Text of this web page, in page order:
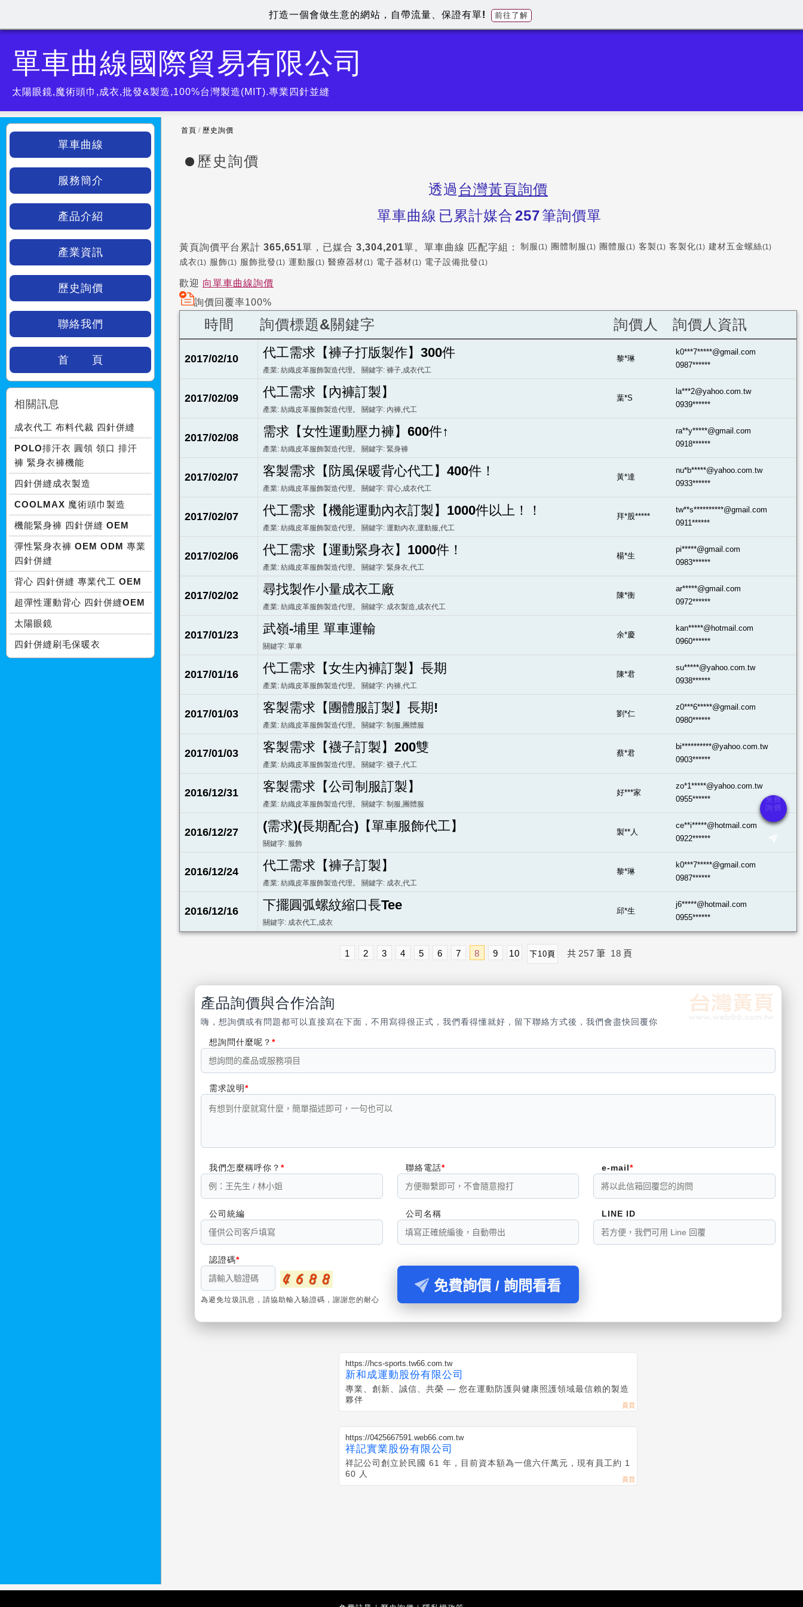
單車曲線國際貿易有限公司
太陽眼鏡,魔術頭巾,成衣,批發&製造,100%台灣製造(MIT).專業四針並縫
首頁 / 歷史詢價
歷史詢價
透過 台灣黃頁詢價
單車曲線 已累計媒合257筆詢價單
黃頁詢價平台累計 365,651單，已媒合 3,304,201單。 單車曲線 匹配字組： 制服(1) 團體制服(1) 團體服(1) 客製(1) 客製化(1) 建材五金螺絲(1)
成衣(1) 服飾(1) 服飾批發(1) 運動服(1) 醫療器材(1) 電子器材(1) 電子設備批發(1)
歡迎 向單車曲線詢價
詢價回覆率100%
時間 詢價標題&關鍵字 詢價人 詢價人資訊
2017/02/10 代工需求【褲子打版製作】300件
產業: 紡織皮革服飾製造代理。 關鍵字: 褲子,成衣代工
黎*琳
k0***7*****@gmail.com
0987******
2017/02/09 代工需求【內褲訂製】
產業: 紡織皮革服飾製造代理。 關鍵字: 內褲,代工
葉*S
la***2@yahoo.com.tw
0939******
2017/02/08 需求【女性運動壓力褲】600件↑
產業: 紡織皮革服飾製造代理。 關鍵字: 緊身褲
ra**y*****@gmail.com
0918******
2017/02/07 客製需求【防風保暖背心代工】400件！
產業: 紡織皮革服飾製造代理。 關鍵字: 背心,成衣代工
黃*達
nu*b*****@yahoo.com.tw
0933******
2017/02/07 代工需求【機能運動內衣訂製】1000件以上！！
產業: 紡織皮革服飾製造代理。 關鍵字: 運動內衣,運動服,代工
拜*股*****
tw**s**********@gmail.com
0911******
2017/02/06 代工需求【運動緊身衣】1000件！
產業: 紡織皮革服飾製造代理。 關鍵字: 緊身衣,代工
楊*生
pi*****@gmail.com
0983******
2017/02/02 尋找製作小量成衣工廠
產業: 紡織皮革服飾製造代理。 關鍵字: 成衣製造,成衣代工
陳*衡
ar*****@gmail.com
0972******
2017/01/23 武嶺-埔里 單車運輸
關鍵字: 單車
余*慶
kan*****@hotmail.com
0960******
2017/01/16 代工需求【女生內褲訂製】長期
產業: 紡織皮革服飾製造代理。 關鍵字: 內褲,代工
陳*君
su*****@yahoo.com.tw
0938******
2017/01/03 客製需求【團體服訂製】長期!
產業: 紡織皮革服飾製造代理。 關鍵字: 制服,團體服
劉*仁
z0***6*****@gmail.com
0980******
2017/01/03 客製需求【襪子訂製】200雙
產業: 紡織皮革服飾製造代理。 關鍵字: 襪子,代工
蔡*君
bi**********@yahoo.com.tw
0903******
2016/12/31 客製需求【公司制服訂製】
產業: 紡織皮革服飾製造代理。 關鍵字: 制服,團體服
好***家
zo*1*****@yahoo.com.tw
0955******
2016/12/27 (需求)(長期配合)【單車服飾代工】
關鍵字: 服飾
製**人
ce**i*****@hotmail.com
0922******
2016/12/24 代工需求【褲子訂製】
產業: 紡織皮革服飾製造代理。 關鍵字: 成衣,代工
黎*琳
k0***7*****@gmail.com
0987******
2016/12/16 下擺圓弧螺紋縮口長Tee
關鍵字: 成衣代工,成衣
邱*生
j6*****@hotmail.com
0955******
1 2 3 4 5 6 7 8 9 10 下10頁 共 257 筆 18 頁
產品詢價與合作洽詢
嗨，想詢價或有問題都可以直接寫在下面，不用寫得很正式，我們看得懂就好，留下聯絡方式後，我們會盡快回覆你
想詢問什麼呢？
需求說明
我們怎麼稱呼你？ 聯絡電話 e-mail
公司統編 公司名稱 LINE ID
認證碼
為避免垃圾訊息，請協助輸入驗證碼，謝謝您的耐心
免費詢價 / 詢問看看
https://hcs-sports.tw66.com.tw
新和成運動股份有限公司
專業、創新、誠信、共榮 — 您在運動防護與健康照護領域最信賴的製造
夥伴
https://0425667591.web66.com.tw
祥記實業股份有限公司
祥記公司創立於民國 61 年，目前資本額為一億六仟萬元，現有員工約 1
60 人
單車曲線
服務簡介
產品介紹
產業資訊
歷史詢價
聯絡我們
首 頁
相關訊息
成衣代工 布料代裁 四針併縫
POLO排汗衣 圓領 領口 排汗
褲 緊身衣褲機能
四針併縫成衣製造
COOLMAX 魔術頭巾製造
機能緊身褲 四針併縫 OEM
彈性緊身衣褲 OEM ODM 專業
四針併縫
背心 四針併縫 專業代工 OEM
超彈性運動背心 四針併縫OEM
太陽眼鏡
四針併縫刷毛保暖衣
打造一個會做生意的網站，自帶流量、保證有單! 前往了解